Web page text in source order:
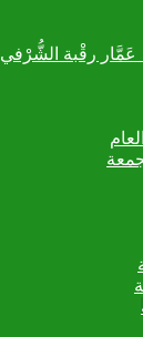
عَمَّار رقْبة الشُّرْفي